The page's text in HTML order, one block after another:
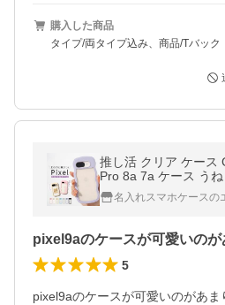
購入した商品
タイプ/両タイプ込み、商品/Tバック
推し活 クリア ケース
Pro 8a 7a ケース うね
ム なみなみ 推しカラ
おしゃれ かわいい 文
名入れスマホケースの
pixel9aのケースが可愛いの
5
pixel9aのケースが可愛いのがあ